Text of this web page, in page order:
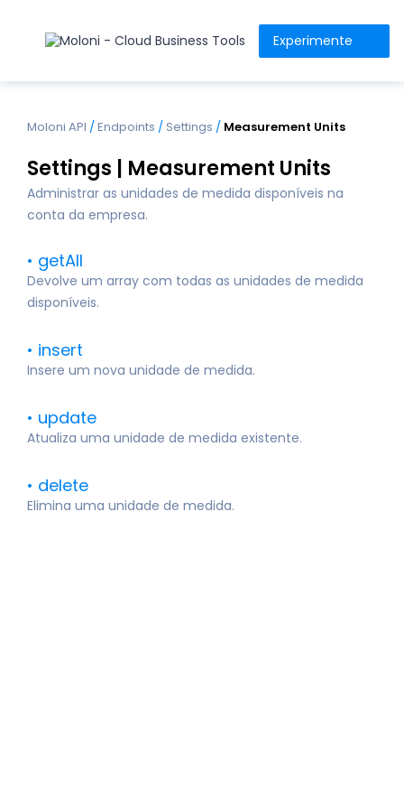
Experimente
Moloni API /Endpoints / Settings / Measurement Units
Settings | Measurement Units
Administrar as unidades de medida disponíveis na
conta da empresa.
getAll
Devolve um array com todas as unidades de medida
disponíveis.
insert
Insere um nova unidade de medida.
update
Atualiza uma unidade de medida existente.
delete
Elimina uma unidade de medida.